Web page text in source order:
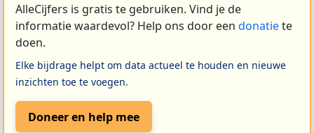
AlleCijfers is gratis te gebruiken. Vind je de
informatie waardevol? Help ons door een donatiete
doen.
Elke bijdrage helpt om data actueel te houden en nieuwe
inzichten toe te voegen.
Doneer en help mee